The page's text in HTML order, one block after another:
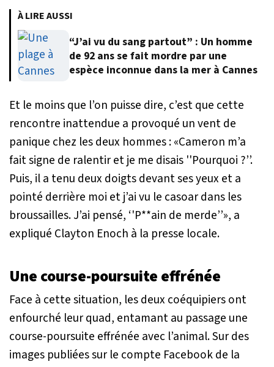
À LIRE AUSSI
“J’ai vu du sang partout” : Un homme
de 92 ans se fait mordre par une
espèce inconnue dans la mer à Cannes
Et le moins que l’on puisse dire, c’est que cette
rencontre inattendue a provoqué un vent de
panique chez les deux hommes : «Cameron m’a
fait signe de ralentir et je me disais ''Pourquoi ?’’.
Puis, il a tenu deux doigts devant ses yeux et a
pointé derrière moi et j’ai vu le casoar dans les
broussailles. J’ai pensé, ‘'P**ain de merde’’», a
expliqué Clayton Enoch à la presse locale.
Une course-poursuite effrénée
Face à cette situation, les deux coéquipiers ont
enfourché leur quad, entamant au passage une
course-poursuite effrénée avec l’animal. Sur des
images publiées sur le compte Facebook de la